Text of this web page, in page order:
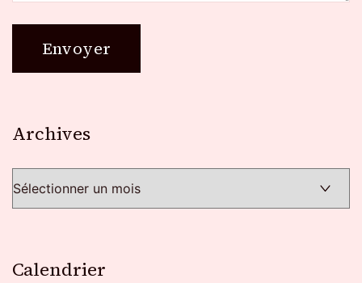
Archives
Calendrier